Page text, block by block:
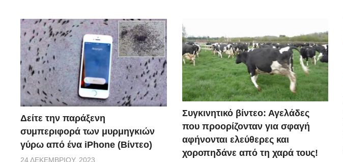
Δείτε την παράξενη
συμπεριφορά των μυρμηγκιών
γύρω από ένα iPhone (Βίντεο)
24 ΔΕΚΕΜΒΡΊΟΥ, 2023
Συγκινητικό βίντεο: Αγελάδες
που προορίζονταν για σφαγή
αφήνονται ελεύθερες και
χοροπηδάνε από τη χαρά τους!